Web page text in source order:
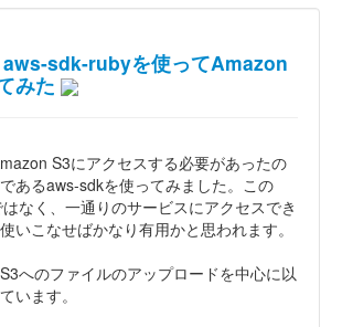
aws-sdk-rubyを使ってAmazon
みた
S3にアクセスする必要があったの
あるaws-sdkを使ってみました。この
なく、一通りのサービスにアクセスでき
いこなせばかなり有用かと思われます。
へのファイルのアップロードを中心に以
います。